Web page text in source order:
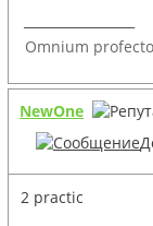
Omnium
NewOne
2 practic